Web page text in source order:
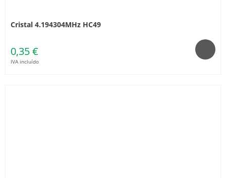
Cristal 4.194304MHz HC49
0,35 €
IVA incluído